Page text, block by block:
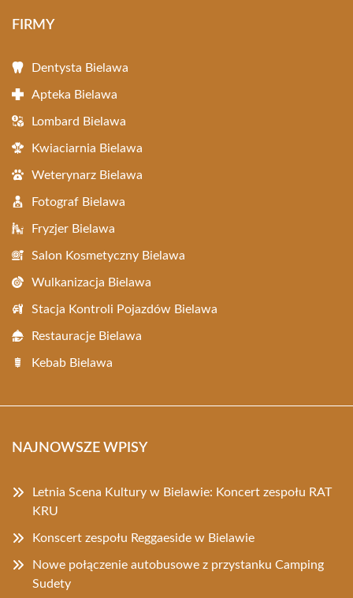
FIRMY
Dentysta Bielawa
Apteka Bielawa
Lombard Bielawa
Kwiaciarnia Bielawa
Weterynarz Bielawa
Fotograf Bielawa
Fryzjer Bielawa
Salon Kosmetyczny Bielawa
Wulkanizacja Bielawa
Stacja Kontroli Pojazdów Bielawa
Restauracje Bielawa
Kebab Bielawa
NAJNOWSZE WPISY
Letnia Scena Kultury w Bielawie: Koncert zespołu RAT
KRU
Konscert zespołu Reggaeside w Bielawie
Nowe połączenie autobusowe z przystanku Camping
Sudety